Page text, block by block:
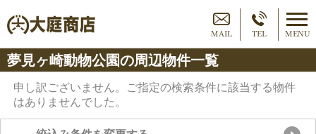
MAIL TEL MENU
夢見ヶ崎動物公園の周辺物件一覧
申し訳ございません。ご指定の検索条件に該当する物件
はありませんでした。